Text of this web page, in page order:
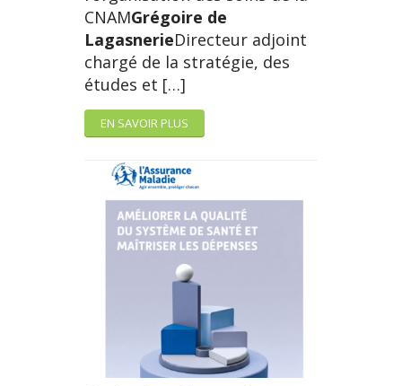
CNAMGrégoire de
LagasnerieDirecteur adjoint
chargé de la stratégie, des
études et […]
EN SAVOIR PLUS